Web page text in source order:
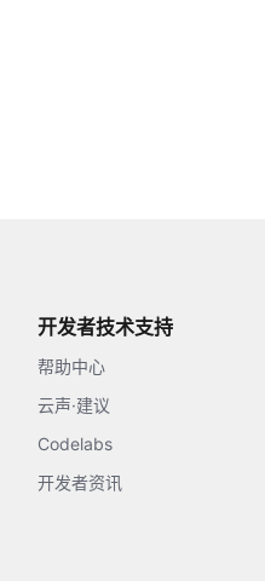
开发者技术支持
帮助中心
云声·建议
Codelabs
开发者资讯